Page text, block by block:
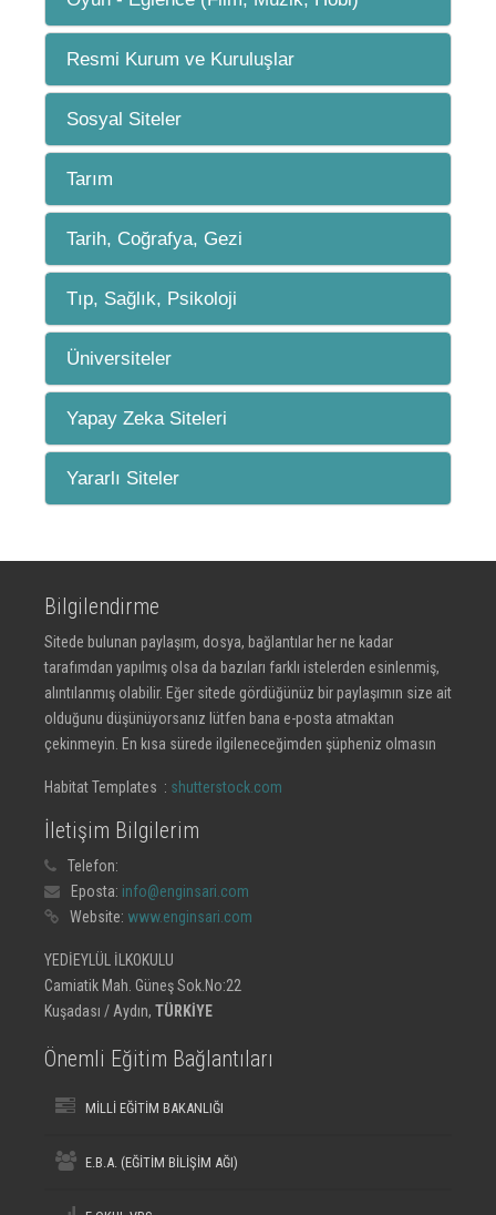
Resmi Kurum ve Kuruluşlar
Sosyal Siteler
Tarım
Tarih, Coğrafya, Gezi
Tıp, Sağlık, Psikoloji
Üniversiteler
Yapay Zeka Siteleri
Yararlı Siteler
Bilgilendirme
Sitede bulunan paylaşım, dosya, bağlantılar her ne kadar
tarafımdan yapılmış olsa da bazıları farklı istelerden esinlenmiş,
alıntılanmış olabilir. Eğer sitede gördüğünüz bir paylaşımın size ait
olduğunu düşünüyorsanız lütfen bana e-posta atmaktan
çekinmeyin. En kısa sürede ilgileneceğimden şüpheniz olmasın
Habitat Templates : shutterstock.com
İletişim Bilgilerim
Telefon:
Eposta: info@enginsari.com
Website: www.enginsari.com
YEDİEYLÜL İLKOKULU
Camiatik Mah. Güneş Sok.No:22
Kuşadası / Aydın, TÜRKİYE
Önemli Eğitim Bağlantıları
MİLLİ EĞİTİM BAKANLIĞI
E.B.A. (EĞİTİM BİLİŞİM AĞI)